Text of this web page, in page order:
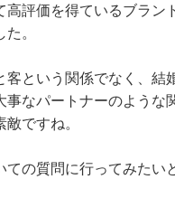
高評価を得ているブラン
。
客という関係でなく、結
事なパートナーのような
ですね。
ての質問に行ってみたい